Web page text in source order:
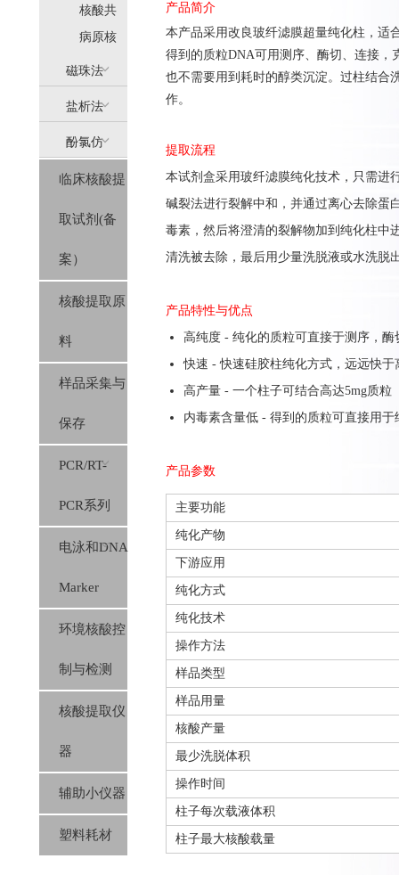
取
核酸共
提
(AllPure)
病原核
酸提取
磁珠法
(MagPure)
盐析法
(SolPure)
酚氯仿
(Trizol系
列）
临床核酸提
取试剂(备
案）
核酸提取原
料
样品采集与
保存
PCR/RT-
PCR系列
电泳和DNA
Marker
环境核酸控
制与检测
核酸提取仪
器
辅助小仪器
塑料耗材
产品简介
本产品采用改良玻纤滤膜超量纯化柱，适
得到的质粒DNA可用测序、酶切、连接，
也不需要用到耗时的醇类沉淀。过柱结合
作。
提取流程
本试剂盒采用玻纤滤膜纯化技术，只需进
碱裂法进行裂解中和，并通过离心去除蛋
毒素，然后将澄清的裂解物加到纯化柱中
清洗被去除，最后用少量洗脱液或水洗脱
产品特性与优点
高纯度 - 纯化的质粒可直接于测序，酶
快速 - 快速硅胶柱纯化方式，远远快于
高产量 - 一个柱子可结合高达5mg质粒
内毒素含量低 - 得到的质粒可直接用
产品参数
主要功能
纯化产物
下游应用
纯化方式
纯化技术
操作方法
样品类型
样品用量
核酸产量
最少洗脱体积
操作时间
柱子每次载液体积
柱子最大核酸载量